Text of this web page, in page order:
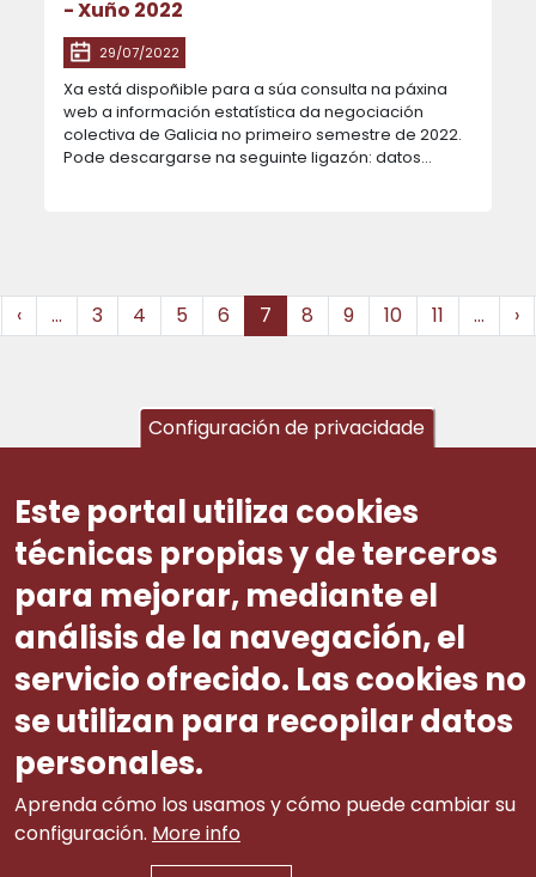
- Xuño 2022
29/07/2022
Xa está dispoñible para a súa consulta na páxina
web a información estatística da negociación
colectiva de Galicia no primeiro semestre de 2022.
Pode descargarse na seguinte ligazón: datos…
page
‹Páxina anterior
… 3 4 5 6 7 8 9 10 11 … ›
itt
er
ke
n
© 2002-2015 Consello Galego de Relacións Laborais
(info.cgrl@xunta.gal). Todos os dereitos reservados
Configuración de privacidade
Este portal utiliza cookies
técnicas propias y de terceros
para mejorar, mediante el
análisis de la navegación, el
servicio ofrecido. Las cookies no
se utilizan para recopilar datos
personales.
Aprenda cómo los usamos y cómo puede cambiar su
configuración. More info